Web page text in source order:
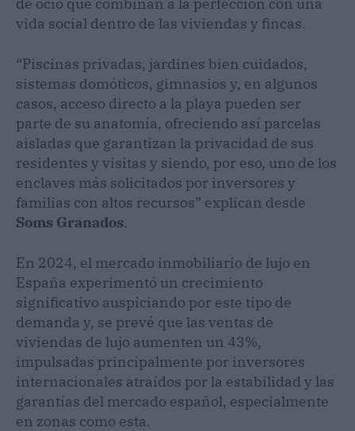
vida social dentro de las viviendas y fincas.
“Piscinas privadas, jardines bien cuidados,
sistemas domóticos, gimnasios y, en algunos
casos, acceso directo a la playa pueden ser
parte de su anatomía, ofreciendo así parcelas
aisladas que garantizan la privacidad de sus
residentes y visitas y siendo, por eso, uno de los
enclaves más solicitados por inversores y
familias con altos recursos” explican desde
Soms Granados.
En 2024, el mercado inmobiliario de lujo en
España experimentó un crecimiento
significativo auspiciando por este tipo de
demanda y, se prevé que las ventas de
viviendas de lujo aumenten un 43%,
impulsadas principalmente por inversores
internacionales atraídos por la estabilidad y las
garantías del mercado español, especialmente
en zonas como esta.